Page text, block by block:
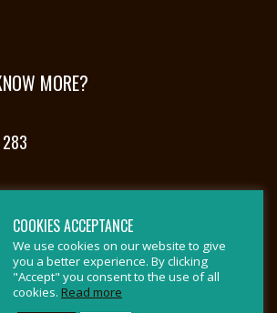
MORE?
COOKIES ACCEPTANCE
We use cookies on our website to give
you a better experience. By clicking
"Accept" you consent to the use of all
cookies. Read more